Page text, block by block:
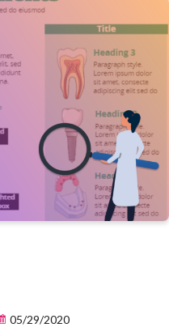
05/29/2020